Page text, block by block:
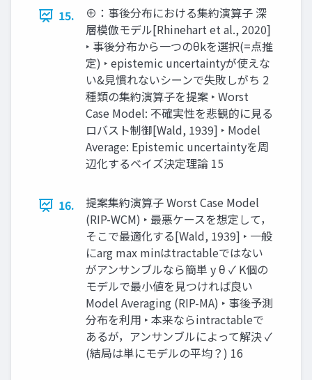
15.
⊕：事後分布における集約演算子 深
層模倣モデル[Rhinehart et al., 2020]
‣ 事後分布から一つのθkを選択(=点推
定) ‣ epistemic uncertaintyが使えな
い&見慣れないシーンで失敗しがち 2
種類の集約演算子を提案 ‣ Worst
Case Model: 不確実性を悲観的に見る
ロバスト制御[Wald, 1939] ‣ Model
Average: Epistemic uncertaintyを周
辺化するベイズ決定理論 15
16.
提案集約演算子 Worst Case Model
(RIP-WCM) ‣ 最悪ケースを想定して，
そこで最適化する[Wald, 1939] ‣ 一般
にarg max minはtractableではない
がアンサンブルなら簡単 y θ ✓ K個の
モデルで最小値を見つければ良い
Model Averaging (RIP-MA) ‣ 事後予測
分布を利用 ‣ 本来ならintractableで
あるが，アンサンブルによって解決 ✓
(結局は単にモデルの平均？) 16